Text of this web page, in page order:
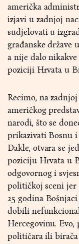
američka
izjavi u zadnjoj
sudjelovati u
građanske države
a nije dalo
poziciji Hrvata u
Recimo, na
američkog
narodi, što se
prikazivati Bosnu
Dakle, otvara se
poziciju Hrvata u
odgovornog i
političkoj sceni jer
25 godina
dobili
Hercegovinu.
političara ili